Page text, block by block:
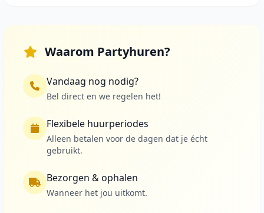
Waarom Partyhuren?
Vandaag nog nodig?
Bel direct en we regelen het!
Flexibele huurperiodes
Alleen betalen voor de dagen dat je écht
gebruikt.
Bezorgen & ophalen
Wanneer het jou uitkomt.